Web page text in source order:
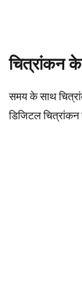
चित्रांकन
समय के साथ
डिजिटल